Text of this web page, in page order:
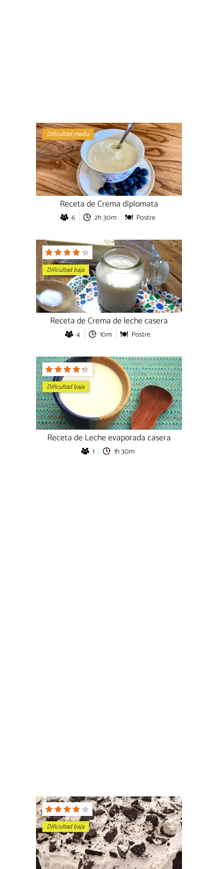
Dificultad media
Receta de Crema diplomata
6 2h 30m Postre
Dificultad baja
Receta de Crema de leche casera
4 10m Postre
Dificultad baja
Receta de Leche evaporada casera
1 1h 30m
Dificultad baja